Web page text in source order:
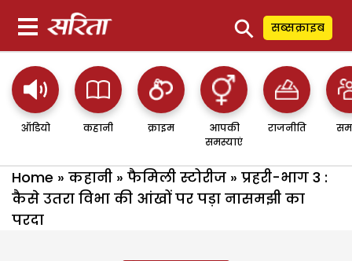
⚲ सब्सक्राइब
ऑडियो कहानी क्राइम
आपकी
समस्याएं
राजनीति
Home » कहानी » फैमिली स्टोरीज » प्रहरी-भाग 3 :
कैसे उतरा विभा की आंखों पर पड़ा नासमझी का
परदा